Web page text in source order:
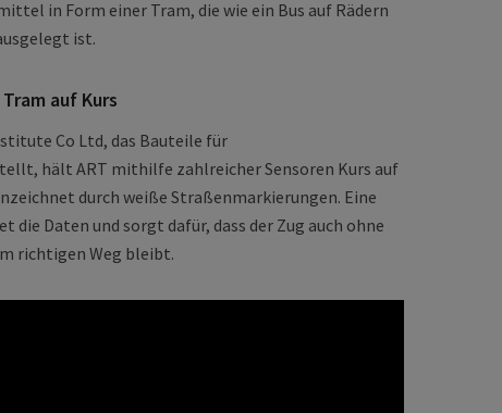
in Form einer Tram, die wie ein Bus auf Rädern
ist.
auf Kurs
Co Ltd, das Bauteile für
hält ART mithilfe zahlreicher Sensoren Kurs auf
durch weiße Straßenmarkierungen. Eine
Daten und sorgt dafür, dass der Zug auch ohne
richtigen Weg bleibt.